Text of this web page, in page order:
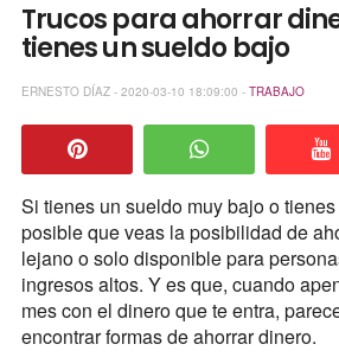
Trucos para ahorrar
tienes un sueldo bajo
ERNESTO DÍAZ - 2020-03-10 18:09:00 - TRABAJO
Si tienes un sueldo muy bajo o
posible que veas la posibilidad de
lejano o solo disponible para
ingresos altos. Y es que, cuando
mes con el dinero que te entra,
encontrar formas de ahorrar dinero.